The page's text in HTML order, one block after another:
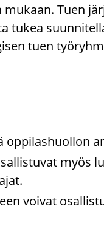
Tuen
tukea
tuen
op­pi­las­huol­lon
myös
voi­vat